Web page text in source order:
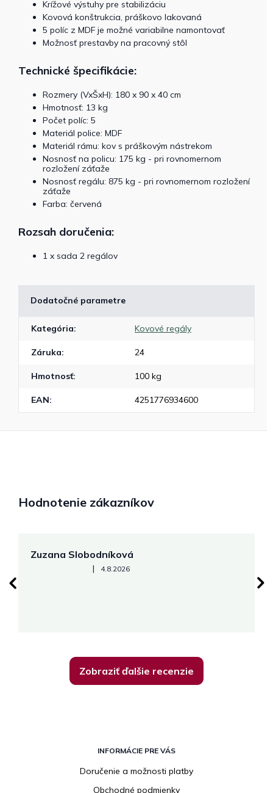
Krížové výstuhy pre stabilizáciu
Kovová konštrukcia, práškovo lakovaná
5 políc z MDF je možné variabilne namontovať
Možnosť prestavby na pracovný stôl
Technické špecifikácie:
Rozmery (VxŠxH): 180 x 90 x 40 cm
Hmotnosť: 13 kg
Počet políc: 5
Materiál police: MDF
Materiál rámu: kov s práškovým nástrekom
Nosnosť na policu: 175 kg - pri rovnomernom
rozložení záťaže
Nosnosť regálu: 875 kg - pri rovnomernom rozložení
záťaže
Farba: červená
Rozsah doručenia:
1 x sada 2 regálov
Dodatočné parametre
Kategória: Kovové regály
Záruka: 24
Hmotnosť: 100 kg
EAN: 4251776934600
Hodnotenie zákazníkov
Zuzana Slobodníková
Hodnotenie obchodu je 5 z 5 hviezdičiek.
| 4.8.2026
Zobraziť ďalšie recenzie
INFORMÁCIE PRE VÁS
Doručenie a možnosti platby
Obchodné podmienky